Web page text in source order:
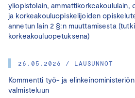
yliopistolain, ammattikorkeakoululain,
ja korkeakouluopiskelijoiden
annetun lain 2 §:n muuttamisesta
korkeakouluopetuksena)
26.05.2026 / LAUSUNNOT
Kommentti työ- ja
valmisteluun